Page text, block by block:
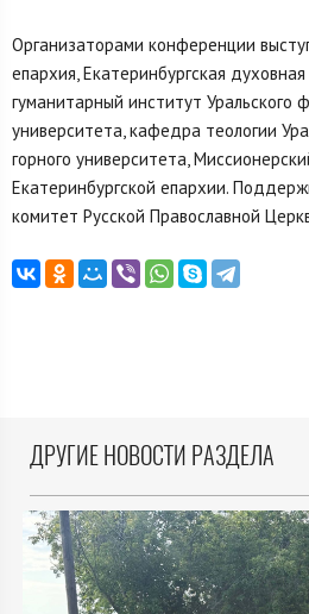
Организаторами конференции
епархия, Екатеринбургская
гуманитарный институт Уральского
университета, кафедра теологии
горного университета,
Екатеринбургской епархии.
комитет Русской Православной
ДРУГИЕ НОВОСТИ РАЗДЕЛА